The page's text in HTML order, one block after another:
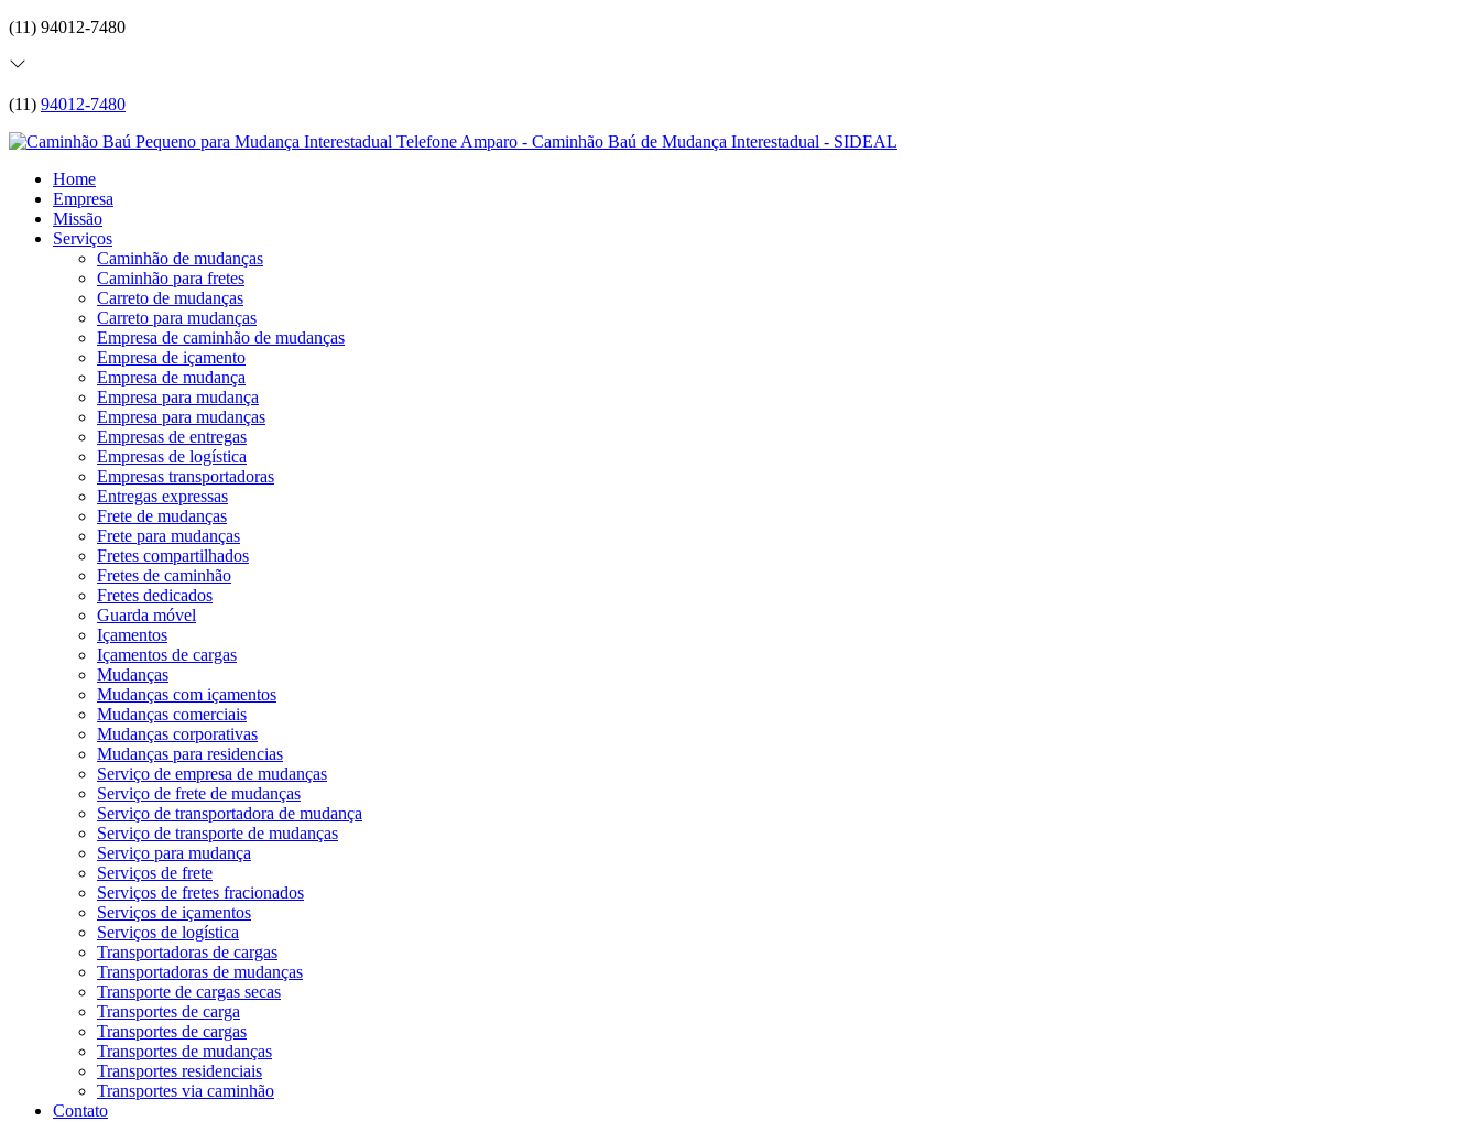
(11) 94012-7480
(11) 94012-7480
Home
Empresa
Missão
Serviços
Caminhão de mudanças
Caminhão para fretes
Carreto de mudanças
Carreto para mudanças
Empresa de caminhão de mudanças
Empresa de içamento
Empresa de mudança
Empresa para mudança
Empresa para mudanças
Empresas de entregas
Empresas de logística
Empresas transportadoras
Entregas expressas
Frete de mudanças
Frete para mudanças
Fretes compartilhados
Fretes de caminhão
Fretes dedicados
Guarda móvel
Içamentos
Içamentos de cargas
Mudanças
Mudanças com içamentos
Mudanças comerciais
Mudanças corporativas
Mudanças para residencias
Serviço de empresa de mudanças
Serviço de frete de mudanças
Serviço de transportadora de mudança
Serviço de transporte de mudanças
Serviço para mudança
Serviços de frete
Serviços de fretes fracionados
Serviços de içamentos
Serviços de logística
Transportadoras de cargas
Transportadoras de mudanças
Transporte de cargas secas
Transportes de carga
Transportes de cargas
Transportes de mudanças
Transportes residenciais
Transportes via caminhão
Contato